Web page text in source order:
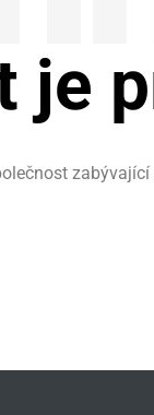
je
zabývající